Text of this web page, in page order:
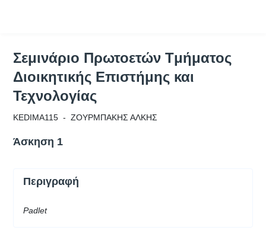
Σεμινάριο Πρωτοετών Tμήματος
Διοικητικής Επιστήμης και
Τεχνολογίας
KEDIMA115 - ΖΟΥΡΜΠΑΚΗΣ ΑΛΚΗΣ
Άσκηση 1
Περιγραφή
Padlet